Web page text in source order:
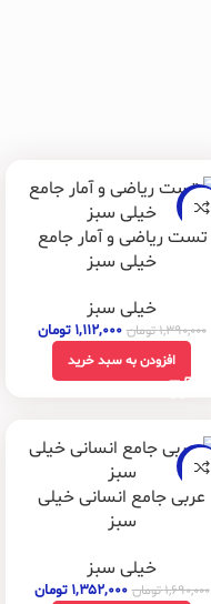
-20%
تست ریاضی و آمار جامع
خیلی سبز
خیلی سبز
۱,۳۹۰,۰۰۰تومان ۱,۱۱۲,۰۰۰ تومان
افزودن به سبد خرید
-20%
عربی جامع انسانی خیلی
سبز
خیلی سبز
۱,۶۹۰,۰۰۰تومان ۱,۳۵۲,۰۰۰ تومان